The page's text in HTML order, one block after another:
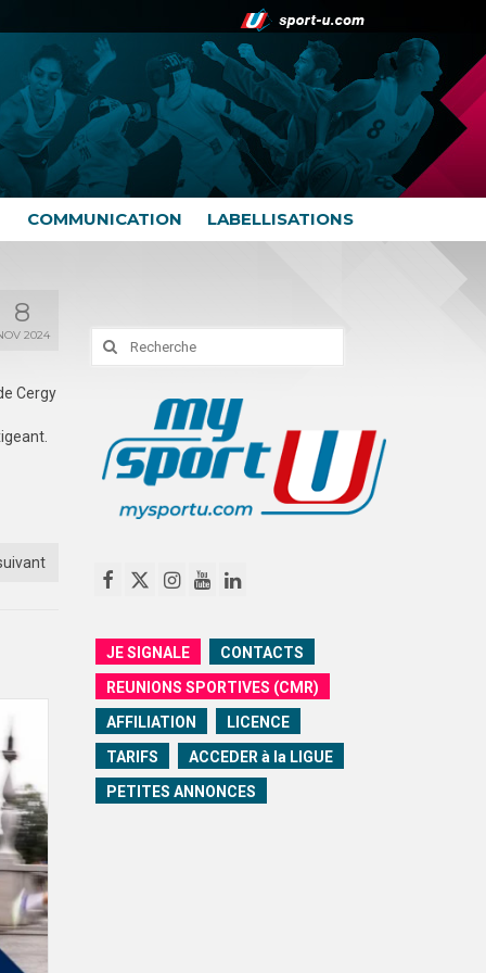
COMMUNICATION LABELLISATIONS
8
2024
Cergy
Rechercher
JE SIGNALE
CONTACTS
REUNIONS SPORTIVES (CMR)
AFFILIATION
LICENCE
TARIFS
ACCEDER à la LIGUE
PETITES ANNONCES